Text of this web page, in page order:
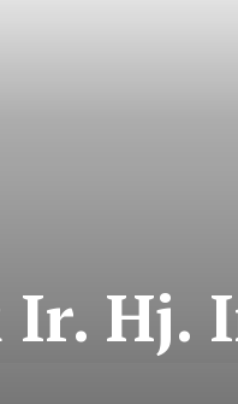
Ir. Hj.